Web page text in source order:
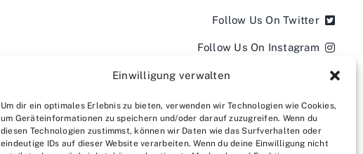
Einwilligung verwalten
Um dir ein optimales Erlebnis zu bieten, verwenden wir Technologien wie Cookies,
um Geräteinformationen zu speichern und/oder darauf zuzugreifen. Wenn du
diesen Technologien zustimmst, können wir Daten wie das Surfverhalten oder
eindeutige IDs auf dieser Website verarbeiten. Wenn du deine Einwilligung nicht
Follow Us On Twitter
Follow Us On Instagram
Follow Us On LinkedIn
Follow us on YouTube
Follow us on Pinterest